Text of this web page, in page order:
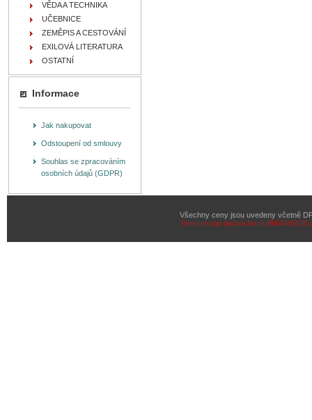
VĚDA A TECHNIKA
UČEBNICE
ZEMĚPIS A CESTOVÁNÍ
EXILOVÁ LITERATURA
OSTATNÍ
Informace
Jak nakupovat
Odstoupení od smlouvy
Souhlas se zpracováním
osobních údajů (GDPR)
Všechny ceny jsou uvedeny včetně
Tento eshop dodala firma